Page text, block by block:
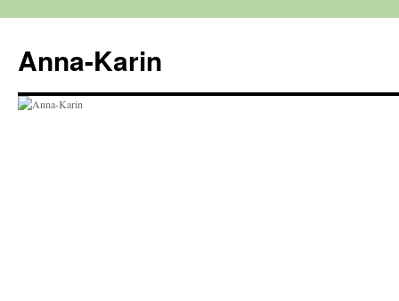
innehåll
Anna-Karin